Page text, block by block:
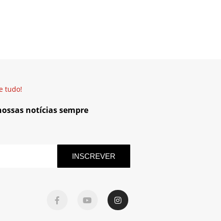
tudo!
notícias sempre
INSCREVER